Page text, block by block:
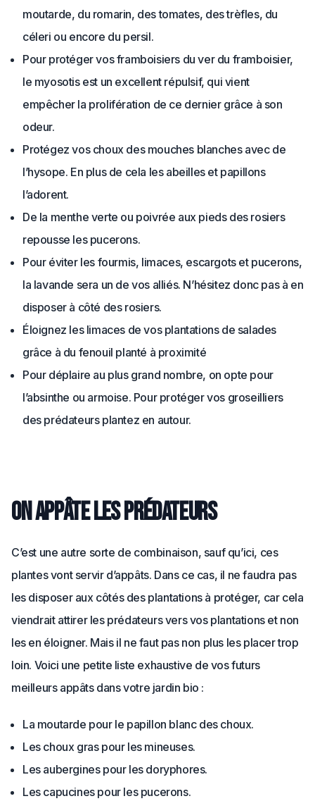
moutarde, du romarin, des tomates, des trèfles, du
céleri ou encore du persil.
Pour protéger vos framboisiers du ver du framboisier,
le myosotis est un excellent répulsif, qui vient
empêcher la prolifération de ce dernier grâce à son
odeur.
Protégez vos choux des mouches blanches avec de
l’hysope. En plus de cela les abeilles et papillons
l’adorent.
De la menthe verte ou poivrée aux pieds des rosiers
repousse les pucerons.
Pour éviter les fourmis, limaces, escargots et pucerons,
la lavande sera un de vos alliés. N’hésitez donc pas à en
disposer à côté des rosiers.
Éloignez les limaces de vos plantations de salades
grâce à du fenouil planté à proximité
Pour déplaire au plus grand nombre, on opte pour
l’absinthe ou armoise. Pour protéger vos groseilliers
des prédateurs plantez en autour.
On appâte les prédateurs
C’est une autre sorte de combinaison, sauf qu’ici, ces
plantes vont servir d’appâts. Dans ce cas, il ne faudra pas
les disposer aux côtés des plantations à protéger, car cela
viendrait attirer les prédateurs vers vos plantations et non
les en éloigner. Mais il ne faut pas non plus les placer trop
loin. Voici une petite liste exhaustive de vos futurs
meilleurs appâts dans votre jardin bio :
La moutarde pour le papillon blanc des choux.
Les choux gras pour les mineuses.
Les aubergines pour les doryphores.
Les capucines pour les pucerons.